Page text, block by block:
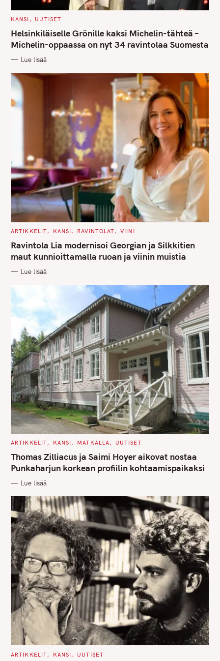
C
T
E
G
O
I
S
KANSI UUTISET
Helsinkiläiselle Grönille kaksi Michelin-tähteä –
Michelin-oppaassa on nyt 34 ravintolaa Suomesta
Lue lisää
C
T
E
G
O
I
ARTIKKELIT KANSI RAVINTOLAT VIINI
Ravintola Lia modernisoi Georgian ja Silkkitien
maut kunnioittamalla ruoan ja viinin muistia
Lue lisää
C
T
E
G
O
I
S
ARTIKKELIT KANSI MATKALLA UUTISET
Thomas Zilliacus ja Saimi Hoyer aikovat nostaa
Punkaharjun korkean profiilin kohtaamispaikaksi
Lue lisää
C
ARTIKKELIT KANSI UUTISET